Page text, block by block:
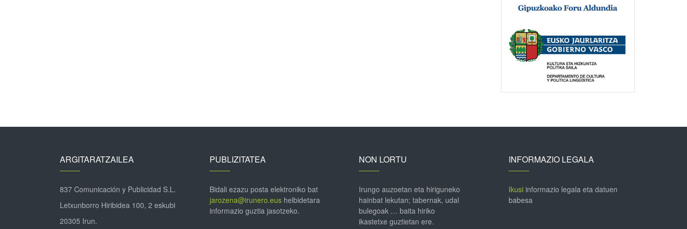
ARGITARATZAILEA
837 Comunicación y Publicidad S.L.
Letxunborro Hiribidea 100, 2 eskubi
20305 Irun.
PUBLIZITATEA
Bidali ezazu posta elektroniko bat
jarozena@irunero.eushelbidetara
informazio guztia jasotzeko.
NON LORTU
Irungo auzoetan eta hiriguneko
hainbat lekutan; tabernak, udal
bulegoak … baita hiriko
ikastetxe guztietan ere.
INFORMAZIO LEGALA
Ikusiinformazio legala eta datuen
babesa